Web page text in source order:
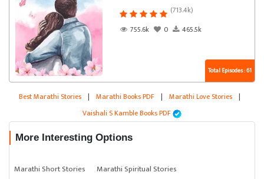
(713.4k)
755.6k
0 465.5k
Total Episodes : 61
Best Marathi Stories | Marathi Books PDF | Marathi Love Stories |
Vaishali S Kamble Books PDF
More Interesting Options
Marathi Short Stories
Marathi Spiritual Stories